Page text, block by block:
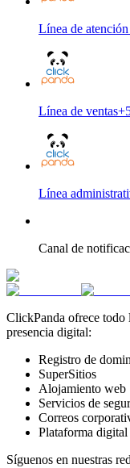
Línea de
Línea de ventas
Línea
Canal de
ClickPanda ofrece todo
presencia digital:
Registro de
SuperSitios
Alojamiento web
Servicios de
Correos
Plataforma digital
Síguenos en nuestras